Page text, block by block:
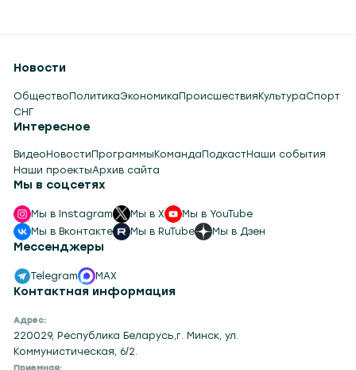
Контактная информация
Адрес:
220029, Республика Беларусь,г. Минск, ул.
Коммунистическая, 6/2.
Приемная:
Новости
ОбществоПолитикаЭкономикаПроисшествияКультураСпорт
СНГ
Интересное
ВидеоНовостиПрограммыКомандаПодкастНаши события
Наши проектыАрхив сайта
Мы в соцсетях
Мы в Instagram Мы в X
Мы в YouTube
Мы в Вконтакте
Мы в RuTube Мы в Дзен
Мессенджеры
Telegram MAX